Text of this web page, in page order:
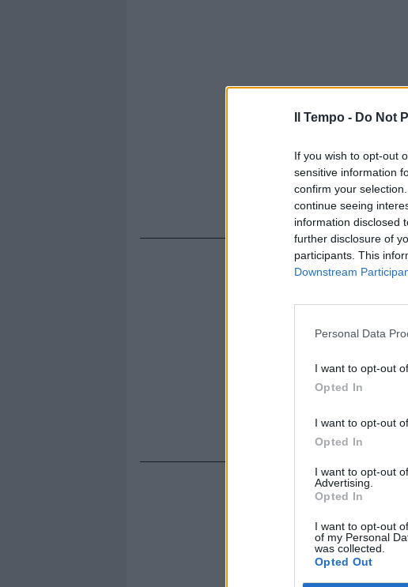
Il Tempo - Do Not
If you wish to opt-out
sensitive information
confirm your
continue seeing
information disclosed
further disclosure of
participants. This
Downstream
Personal Data
I want to opt-out
Opted In
I want to opt-out
Opted In
I want to opt-out
Advertising.
Opted In
I want to opt-out
of my Personal
was collected.
Opted Out